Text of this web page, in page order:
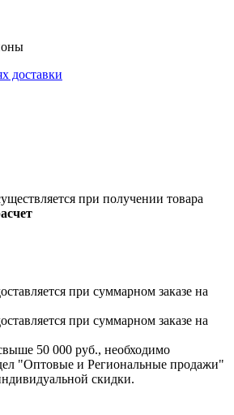
доставки
при получении товара
при суммарном заказе на
при суммарном заказе на
50 000 руб., необходимо
"Оптовые и Региональные продажи"
скидки.